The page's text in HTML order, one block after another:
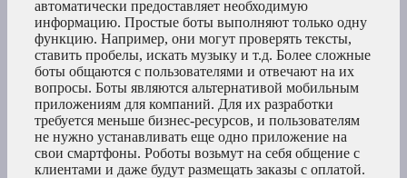
автоматически предоставляет необходимую
информацию. Простые боты выполняют только одну
функцию. Например, они могут проверять тексты,
ставить пробелы, искать музыку и т.д. Более сложные
боты общаются с пользователями и отвечают на их
вопросы. Боты являются альтернативой мобильным
приложениям для компаний. Для их разработки
требуется меньше бизнес-ресурсов, и пользователям
не нужно устанавливать еще одно приложение на
свои смартфоны. Роботы возьмут на себя общение с
клиентами и даже будут размещать заказы с оплатой.